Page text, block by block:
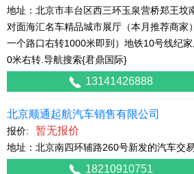
地址：北京市丰台区西三环玉泉营桥郑王坟
对面海汇名车精品城市展厅（本月推荐商家
一个路口右转1000米即到）地铁10号线纪
0米右转.导航搜索{君鼎国际}
13141426888
北京顺通起航汽车销售有限公司
报价: 暂无报价
地址：北京南四环辅路260号新发的汽车交
18210910751